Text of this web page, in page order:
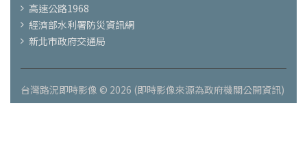
高速公路1968
經濟部水利署防災資訊網
新北市政府交通局
台灣路況即時影像 © 2026 (即時影像來源為政府機關公開資訊)